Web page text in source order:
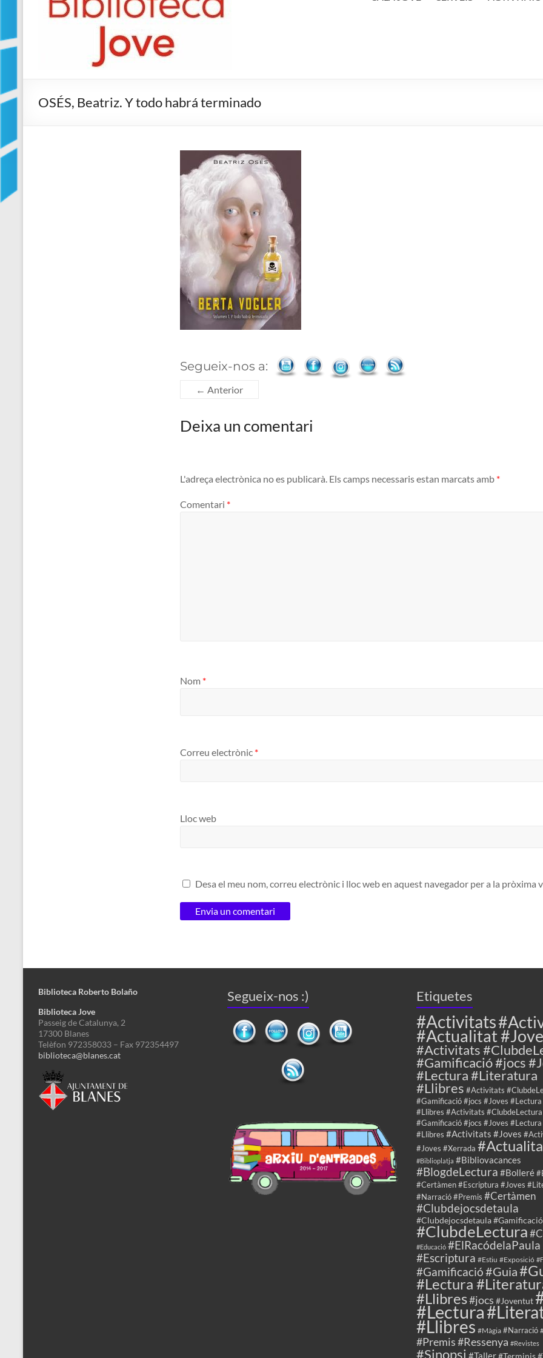
Jove
OSÉS, Beatriz. Y todo habrá terminado
Segueix-nos a:
← Anterior
Deixa un comentari
L'adreça electrònica no es publicarà. Els camps necessaris estan marcats amb *
Comentari *
Nom *
Correu electrònic *
Lloc web
Desa el meu nom, correu electrònic i lloc web en aquest navegador per a la pròxima
Biblioteca Roberto Bolaño
Biblioteca Jove
Passeig de Catalunya, 2
17300 Blanes
Telèfon 972358033 – Fax 972354497
biblioteca@blanes.cat
Segueix-nos :) Etiquetes
#Activitats
#Actualitat
#Activitats
#Gamificació #jocs
#Lectura #Literatura
#Llibres #Activitats
#Gamificació #jocs #Joves
#Llibres #Activitats #ClubdeLectura
#Gamificació #jocs #Joves
#Llibres #Activitats #Joves
#Joves #Xerrada
#Biblioplatja #Bibliovacances
#BlogdeLectura #Bolleré
#Certàmen #Escriptura #Joves
#Narració #Premis #Certàmen
#Clubdejocsdetaula
#Clubdejocsdetaula
#ClubdeLectura
#Educació #ElRacódelaPaula
#Escriptura #Estiu #Exposició
#Gamificació#Guia
#Lectura
#Llibres#jocs #Joventut
#Lectura
#Llibres #Màgia #Narració
#Premis#Ressenya #Revistes
#Sinopsi #Taller